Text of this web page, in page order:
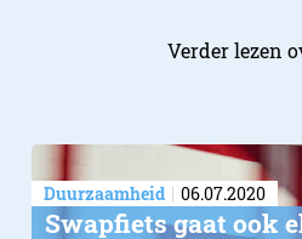
Verder lezen
Duurzaamheid 06.07.2020
Swapfiets gaat ook